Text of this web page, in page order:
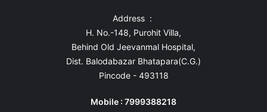
Address :
H. No.-148, Purohit Villa,
Behind Old Jeevanmal Hospital,
Dist. Balodabazar Bhatapara(C.G.)
Pincode - 493118
Mobile : 7999388218